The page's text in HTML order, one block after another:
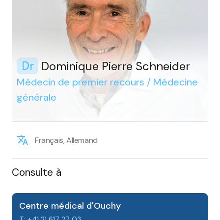
Dr Dominique Pierre Schneider
Médecin de premier recours / Médecine
générale
Français, Allemand
Consulte à
Centre médical d'Ouchy